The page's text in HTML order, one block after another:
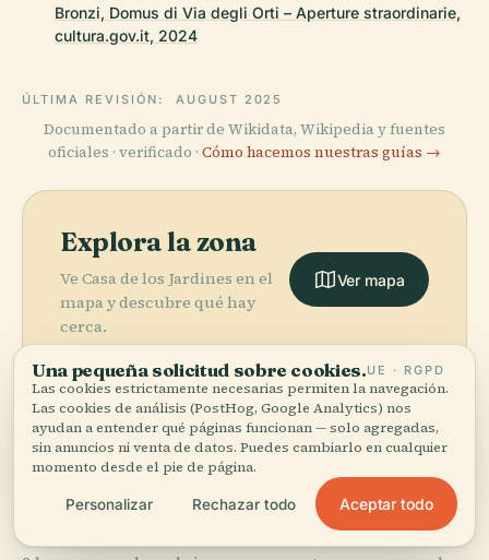
Bronzi, Domus di Via degli Orti – Aperture straordinarie,
cultura.gov.it, 2024
ÚLTIMA REVISIÓN: AUGUST 2025
Documentado a partir de Wikidata, Wikipedia y fuentes
oficiales · verificado · Cómo hacemos nuestras guías →
Explora la zona
Ve Casa de los Jardines en el
mapa y descubre qué hay
cerca.
Ver mapa
More inSanta Maria
Capua Vetere.
Una pequeña solicitud sobre cookies.UE · RGPD
Las cookies estrictamente necesarias permiten la navegación.
Las cookies de análisis (PostHog, Google Analytics) nos
ayudan a entender qué páginas funcionan — solo agregadas,
sin anuncios ni venta de datos. Puedes cambiarlo en cualquier
momento desde el pie de página.
Personalizar Rechazar todo Aceptar todo